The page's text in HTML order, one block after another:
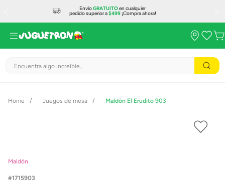
EnvíoGRATUITOen cualquier
pedido superior a$499¡Compra ahora!
Encuentra algo increíble...
Juegos de mesa Maldón El Erudito 903
Maldón
1715903